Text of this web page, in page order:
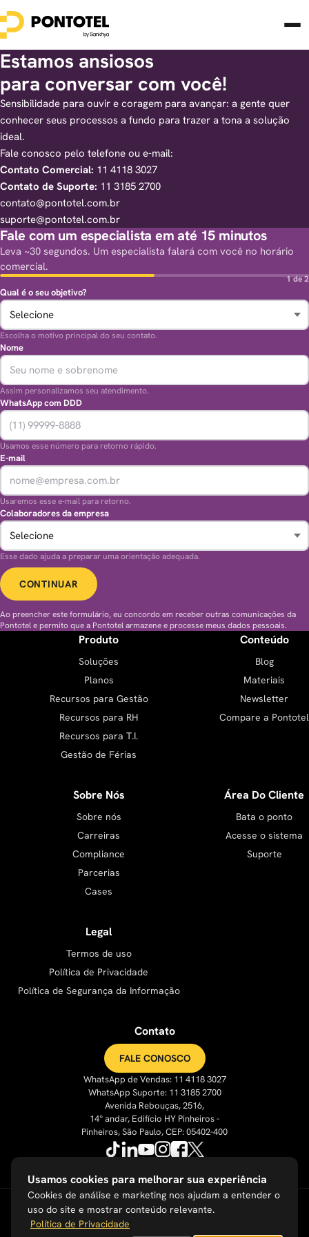
Estamos ansiosos
para conversar com você!
Sensibilidade para ouvir e coragem para avançar: a gente quer
conhecer seus processos a fundo para trazer a tona a solução
ideal.
Fale conosco pelo telefone ou e-mail:
Contato Comercial: 11 4118 3027
Contato de Suporte: 11 3185 2700
contato@pontotel.com.br
suporte@pontotel.com.br
Fale com um especialista em até 15 minutos
Leva ~30 segundos. Um especialista falará com você no horário
comercial.
1 de 2
Qual é o seu objetivo?
Escolha o motivo principal do seu contato.
Nome
Assim personalizamos seu atendimento.
WhatsApp com DDD
Usamos esse número para retorno rápido.
E-mail
Usaremos esse e-mail para retorno.
Colaboradores da empresa
Esse dado ajuda a preparar uma orientação adequada.
CONTINUAR
Ao preencher este formulário, eu concordo em receber outras comunicações da
Pontotel e permito que a Pontotel armazene e processe meus dados pessoais.
Produto
Soluções
Planos
Recursos para Gestão
Recursos para RH
Recursos para T.I.
Gestão de Férias
Conteúdo
Blog
Materiais
Newsletter
Compare a Pontotel
Sobre Nós
Sobre nós
Carreiras
Compliance
Parcerias
Cases
Área Do Cliente
Bata o ponto
Acesse o sistema
Suporte
Legal
Termos de uso
Política de Privacidade
Política de Segurança da Informação
Contato
FALE CONOSCO
WhatsApp de Vendas: 11 4118 3027
WhatsApp Suporte: 11 3185 2700
Avenida Rebouças, 2516,
14° andar, Edifício HY Pinheiros -
Pinheiros, São Paulo, CEP: 05402-400
Usamos cookies para melhorar sua experiência
Cookies de análise e marketing nos ajudam a entender o
uso do site e mostrar conteúdo relevante.
Política de Privacidade